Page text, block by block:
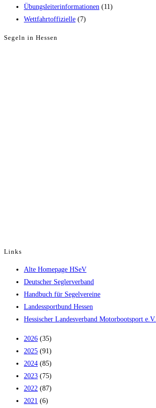
Übungsleiterinformationen (11)
Wettfahrtoffizielle (7)
Segeln in Hessen
Links
Alte Homepage HSeVOpens
in
a
new
tab
Deutscher Seglerverband
in
new
Handbuch für SegelvereineOpens
a
Landessportbund Hessen
in
Hessischer Landesverband Motorbootsport e.V.
2026 (35)
2025 (91)
2024 (85)
2023 (75)
2022 (87)
2021 (6)